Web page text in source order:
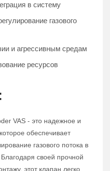
в систему
газового
и агрессивным средам
ресурсов
VAS - это надежное и
обеспечивает
газового потока в
своей прочной
этот клапан легко